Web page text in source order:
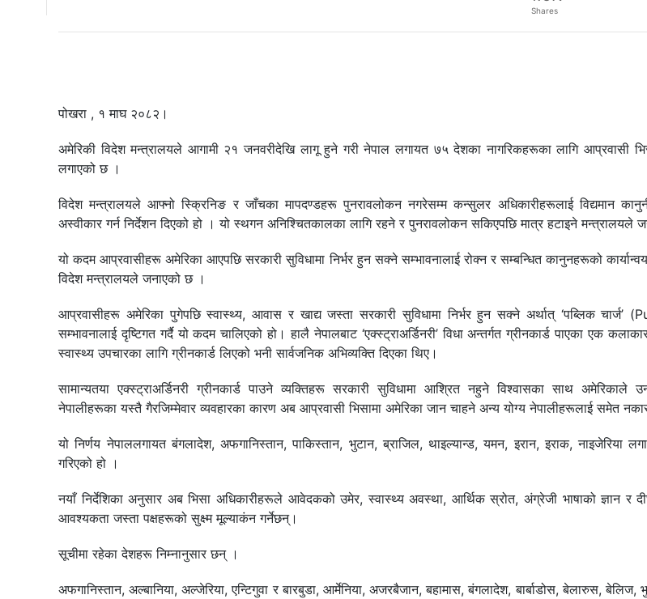
Shares
पोखरा , १ माघ २०८२।
अमेरिकी विदेश मन्त्रालयले आगामी २१ जनवरीदेखि लागू हुने गरी नेपाल लगायत ७५ देशका नागरिकहरूका लागि आप्रवासी
लगाएको छ ।
विदेश मन्त्रालयले आफ्नो स्क्रिनिङ र जाँचका मापदण्डहरू पुनरावलोकन नगरेसम्म कन्सुलर अधिकारीहरूलाई विद्यमान
अस्वीकार गर्न निर्देशन दिएको हो । यो स्थगन अनिश्चितकालका लागि रहने र पुनरावलोकन सकिएपछि मात्र हटाइने मन्त्रालयले
यो कदम आप्रवासीहरू अमेरिका आएपछि सरकारी सुविधामा निर्भर हुन सक्ने सम्भावनालाई रोक्न र सम्बन्धित कानुनहरूको
विदेश मन्त्रालयले जनाएको छ ।
आप्रवासीहरू अमेरिका पुगेपछि स्वास्थ्य, आवास र खाद्य जस्ता सरकारी सुविधामा निर्भर हुन सक्ने अर्थात् ‘पब्लिक
सम्भावनालाई दृष्टिगत गर्दै यो कदम चालिएको हो। हालै नेपालबाट ‘एक्स्ट्राअर्डिनरी’ विधा अन्तर्गत ग्रीनकार्ड पाएका एक
स्वास्थ्य उपचारका लागि ग्रीनकार्ड लिएको भनी सार्वजनिक अभिव्यक्ति दिएका थिए।
सामान्यतया एक्स्ट्राअर्डिनरी ग्रीनकार्ड पाउने व्यक्तिहरू सरकारी सुविधामा आश्रित नहुने विश्वासका साथ अमेरिकाले
नेपालीहरूका यस्तै गैरजिम्मेवार व्यवहारका कारण अब आप्रवासी भिसामा अमेरिका जान चाहने अन्य योग्य नेपालीहरूलाई समेत
यो निर्णय नेपाललगायत बंगलादेश, अफगानिस्तान, पाकिस्तान, भुटान, ब्राजिल, थाइल्यान्ड, यमन, इरान, इराक, नाइजेरिया
गरिएको हो ।
नयाँ निर्देशिका अनुसार अब भिसा अधिकारीहरूले आवेदकको उमेर, स्वास्थ्य अवस्था, आर्थिक स्रोत, अंग्रेजी भाषाको ज्ञान र
आवश्यकता जस्ता पक्षहरूको सुक्ष्म मूल्याकंन गर्नेछन्।
सूचीमा रहेका देशहरू निम्नानुसार छन् ।
अफगानिस्तान, अल्बानिया, अल्जेरिया, एन्टिगुवा र बारबुडा, आर्मेनिया, अजरबैजान, बहामास, बंगलादेश, बार्बाडोस, बेलारुस, बेलिज,